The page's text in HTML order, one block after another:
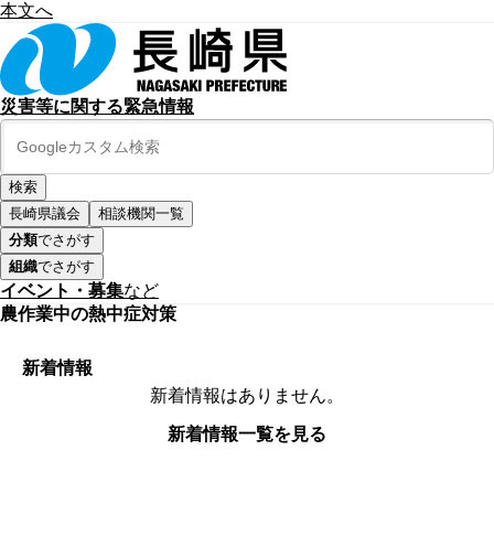
本文へ
災害等に関する緊急情報
長崎県議会
相談機関一覧
分類でさがす
組織でさがす
イベント・募集など
農作業中の熱中症対策
新着情報
新着情報はありません。
新着情報一覧を見る